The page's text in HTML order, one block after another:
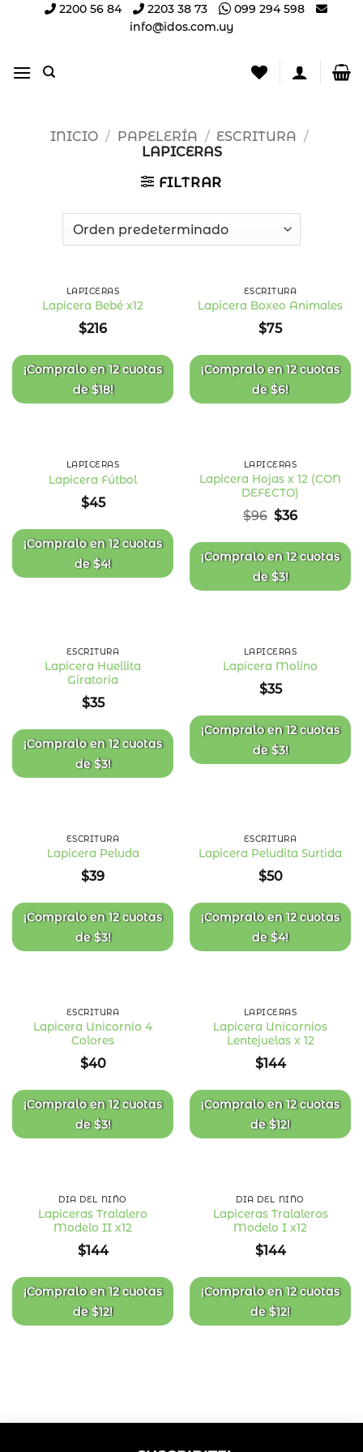
2200 56 84 2203 38 73
099 294 598
info@idos.com.uy
INICIO / PAPELERÍA / ESCRITURA /
LAPICERAS
FILTRAR
de
deseos
LAPICERAS
Lapicera Bebé x12
$216
¡Compralo en12 cuotas
de$18!
de
deseos
ESCRITURA
Lapicera Boxeo Animales
$75
¡Compralo en12 cuotas
de$6!
de
deseos
LAPICERAS
Lapicera Fútbol
$45
¡Compralo en12 cuotas
de$4!
LAPICERAS
Lapicera Hojas x 12 (CON
DEFECTO)
$96 El
original
era:
$96.
$36El
actual
es:
$36.
¡Compralo en12 cuotas
de$3!
ESCRITURA
Lapicera Huellita
Giratoria
$35
¡Compralo en12 cuotas
de$3!
de
deseos
LAPICERAS
Lapicera Molino
$35
¡Compralo en12 cuotas
de$3!
de
deseos
ESCRITURA
Lapicera Peluda
$39
¡Compralo en12 cuotas
de$3!
de
deseos
ESCRITURA
Lapicera Peludita Surtida
$50
¡Compralo en12 cuotas
de$4!
ESCRITURA
Lapicera Unicornio 4
Colores
$40
¡Compralo en12 cuotas
de$3!
Añadir
LAPICERAS
Lapicera Unicornios
Lentejuelas x 12
$144
¡Compralo en12 cuotas
de$12!
DÍA DEL NIÑO
Lapiceras Tralalero
Modelo II x12
$144
¡Compralo en12 cuotas
de$12!
DÍA DEL NIÑO
Lapiceras Tralaleros
Modelo I x12
$144
¡Compralo en12 cuotas
de$12!